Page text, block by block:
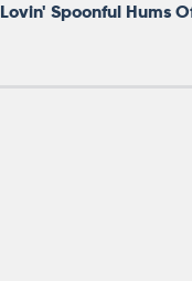
Lovin' Spoonful Hums